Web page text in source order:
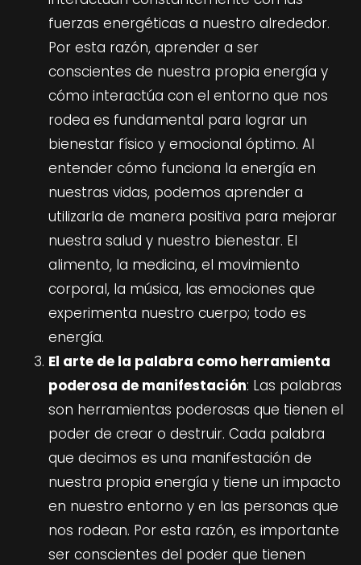
fuerzas energéticas a nuestro alrededor.
Por esta razón, aprender a ser
conscientes de nuestra propia energía y
cómo interactúa con el entorno que nos
rodea es fundamental para lograr un
bienestar físico y emocional óptimo. Al
entender cómo funciona la energía en
nuestras vidas, podemos aprender a
utilizarla de manera positiva para mejorar
nuestra salud y nuestro bienestar. El
alimento, la medicina, el movimiento
corporal, la música, las emociones que
experimenta nuestro cuerpo; todo es
energía.
El arte de la palabra como herramienta
poderosa de manifestación: Las palabras
son herramientas poderosas que tienen el
poder de crear o destruir. Cada palabra
que decimos es una manifestación de
nuestra propia energía y tiene un impacto
en nuestro entorno y en las personas que
nos rodean. Por esta razón, es importante
ser conscientes del poder que tienen